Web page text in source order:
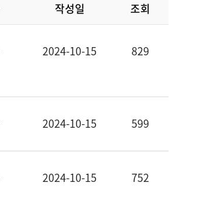
작성일 조회
2024-10-15 829
2024-10-15 599
2024-10-15 752